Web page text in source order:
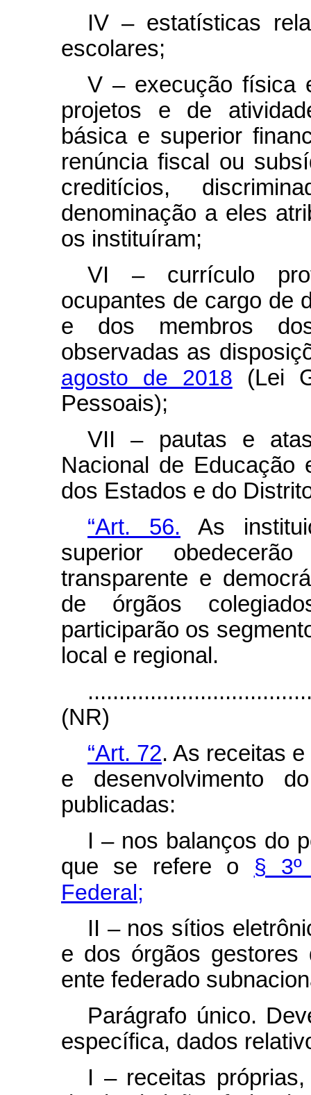
IV – estatísticas
escolares;
V – execução física
projetos e de
básica e superior
renúncia fiscal ou
creditícios,
denominação a eles
os instituíram;
VI – currículo
ocupantes de cargo de
e dos membros
observadas as
agosto de 2018 (Lei
Pessoais);
VII – pautas e
Nacional de Educação
dos Estados e do
“Art. 56. As
superior
transparente e
de órgãos
participarão os
local e regional.
(NR)
“Art. 72. As receitas
e desenvolvimento
publicadas:
I – nos balanços do
que se refere o § 3º
Federal;
II – nos sítios
e dos órgãos gestores
ente federado
Parágrafo único.
específica, dados
I – receitas